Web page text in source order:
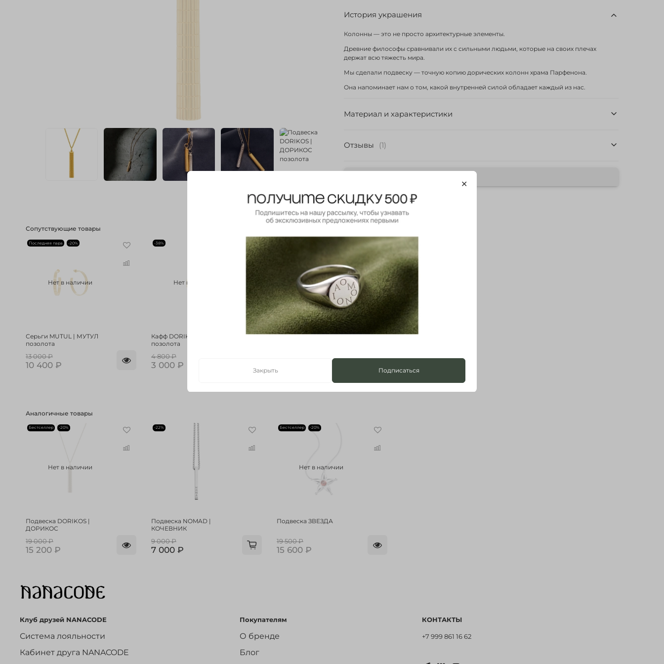
История украшения
Колонны — это не просто архитектурные элементы.
Древние философы сравнивали их с сильными людьми, которые на своих плечах
держат всю тяжесть мира.
Мы сделали подвеску — точную копию дорических колонн храма Парфенона.
Она напоминает нам о том, какой внутренней силой обладает каждый из нас.
Материал и характеристики
Отзывы (1)
Сопутствующие товары
Нет в наличии
Последняя пара -20%
Серьги MUTUL | МУТУЛ
позолота
13 000 ₽
10 400 ₽
Нет в наличии
-38%
Кафф DORIKOS | ДОРИКОС
позолота
4 800 ₽
3 000 ₽
Нет в наличии
Кольцо OMONIA | ОМОНИЯ
Аналогичные товары
Нет в наличии
Бестселлер -20%
Подвеска DORIKOS |
ДОРИКОС
19 000 ₽
15 200 ₽
-22%
Подвеска NOMAD |
КОЧЕВНИК
9 000 ₽
7 000 ₽
Нет в наличии
Бестселлер -20%
Подвеска ЗВЕЗДА
19 500 ₽
15 600 ₽
Клуб друзей NANACODE
Система лояльности
Кабинет друга NANACODE
Покупателям
О бренде
Блог
КОНТАКТЫ
+7 999 861 16 62
Закрыть Подписаться